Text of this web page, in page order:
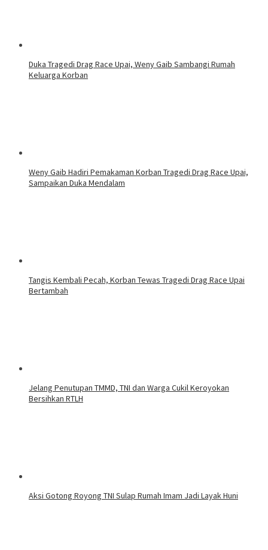
Duka Tragedi Drag Race Upai, Weny Gaib Sambangi Rumah
Keluarga Korban
Weny Gaib Hadiri Pemakaman Korban Tragedi Drag Race Upai,
Sampaikan Duka Mendalam
Tangis Kembali Pecah, Korban Tewas Tragedi Drag Race Upai
Bertambah
Jelang Penutupan TMMD, TNI dan Warga Cukil Keroyokan
Bersihkan RTLH
Aksi Gotong Royong TNI Sulap Rumah Imam Jadi Layak Huni